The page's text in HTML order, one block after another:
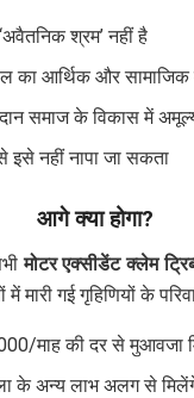
श्रम’ नहीं है
का आर्थिक और
समाज के विकास में
इसे नहीं नापा जा सकता
आगे क्या होगा?
मोटर एक्सीडेंट क्लेम
मारी गई गृहिणियों के
माह की दर से मुआवजा
के अन्य लाभ अलग से